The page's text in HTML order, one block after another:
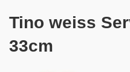
Tino weiss
33cm